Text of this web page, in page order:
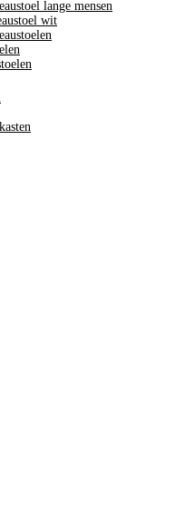
lange mensen
wit